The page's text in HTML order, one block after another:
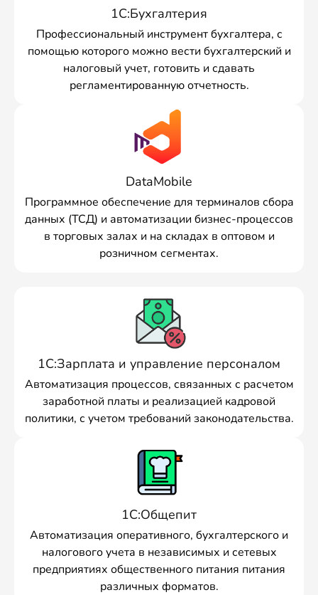
1С:Бухгалтерия
Профессиональный инструмент бухгалтера, с
помощью которого можно вести бухгалтерский и
налоговый учет, готовить и сдавать
регламентированную отчетность.
DataMobile
Программное обеспечение для терминалов сбора
данных (ТСД) и автоматизации бизнес-процессов
в торговых залах и на складах в оптовом и
розничном сегментах.
1С:Зарплата и управление персоналом
Автоматизация процессов, связанных с расчетом
заработной платы и реализацией кадровой
политики, с учетом требований законодательства.
1С:Общепит
Автоматизация оперативного, бухгалтерского и
налогового учета в независимых и сетевых
предприятиях общественного питания питания
различных форматов.